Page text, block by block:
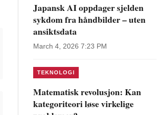
Japansk AI oppdager sjelden
sykdom fra håndbilder – uten
ansiktsdata
March 4, 2026 7:23 PM
TEKNOLOGI
Matematisk revolusjon: Kan
kategoriteori løse virkelige